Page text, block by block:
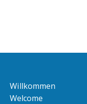
Willkommen
Welcome